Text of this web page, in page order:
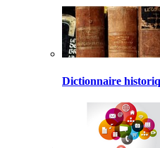
Dictionnaire